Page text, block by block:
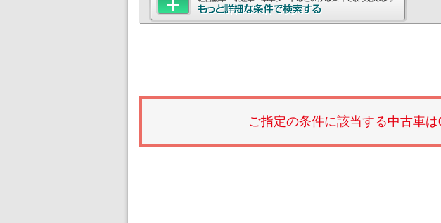
ご指定の条件に該当する中古車